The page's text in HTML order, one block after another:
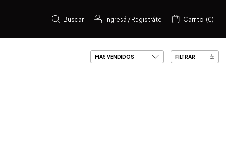
Buscar Ingresá / Registráte Carrito (0)
FILTRAR